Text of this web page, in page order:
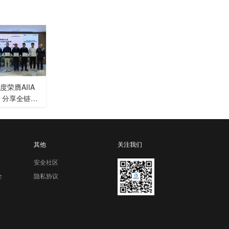
荣膺AIIA
享全链路
其他
安全社区
隐私协议
关注我们